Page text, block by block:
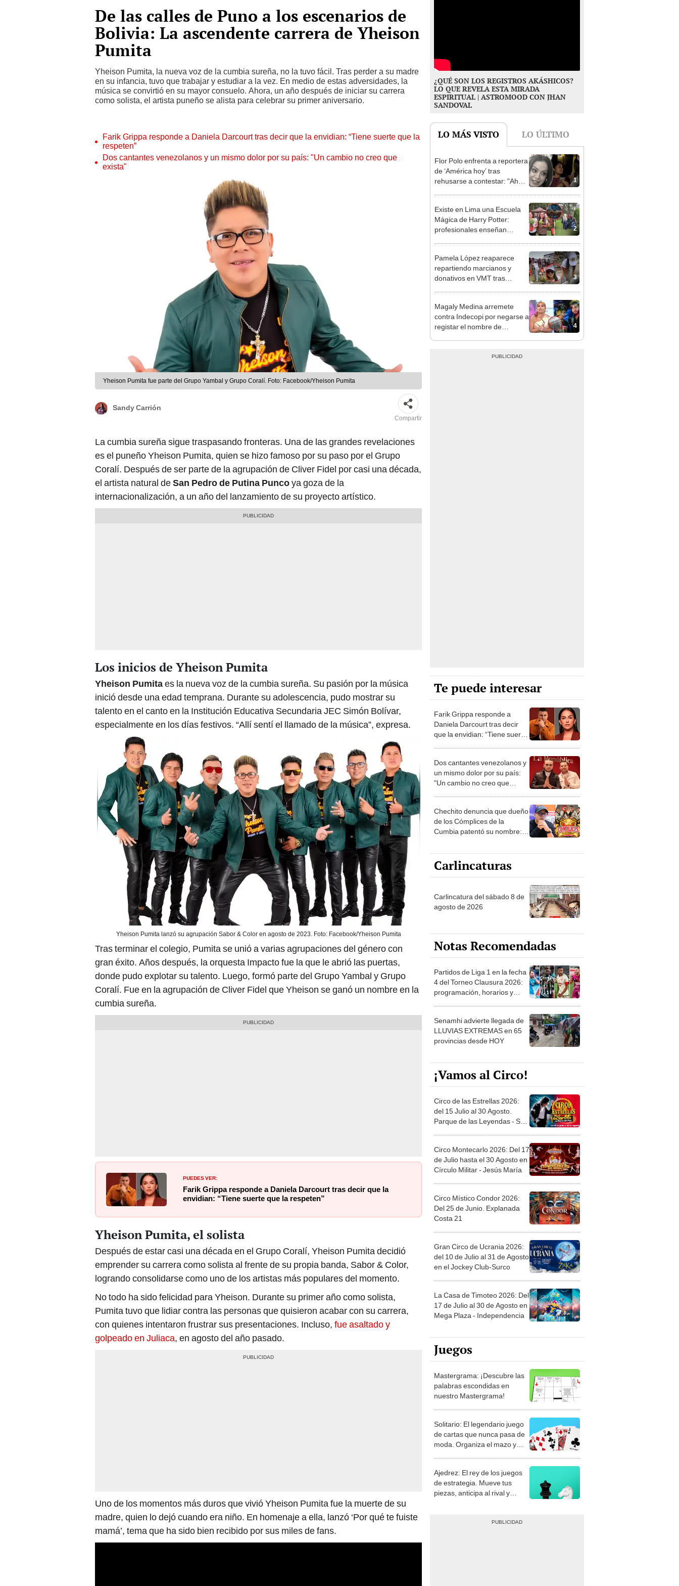
De las calles de Puno a los escenarios de
Bolivia: La ascendente carrera de Yheison
Pumita
Yheison Pumita, la nueva voz de la cumbia sureña, no la tuvo fácil. Tras perder a su madre
en su infancia, tuvo que trabajar y estudiar a la vez. En medio de estas adversidades, la
música se convirtió en su mayor consuelo. Ahora, un año después de iniciar su carrera
como solista, el artista puneño se alista para celebrar su primer aniversario.
Farik Grippa responde a Daniela Darcourt tras decir que la envidian: “Tiene suerte que la
respeten”
Dos cantantes venezolanos y un mismo dolor por su país: "Un cambio no creo que
exista"
Yheison Pumita fue parte del Grupo Yambal y Grupo Coralí. Foto: Facebook/Yheison Pumita
Sandy Carrión
Compartir
La cumbia sureña sigue traspasando fronteras. Una de las grandes revelaciones
es el puneño Yheison Pumita, quien se hizo famoso por su paso por el Grupo
Coralí. Después de ser parte de la agrupación de Cliver Fidel por casi una década,
el artista natural deSan Pedro de Putina Puncoya goza de la
internacionalización, a un año del lanzamiento de su proyecto artístico.
Los inicios de Yheison Pumita
Yheison Pumitaes la nueva voz de la cumbia sureña. Su pasión por la música
inició desde una edad temprana. Durante su adolescencia, pudo mostrar su
talento en el canto en la Institución Educativa Secundaria JEC Simón Bolívar,
especialmente en los días festivos. “Allí sentí el llamado de la música”, expresa.
Yheison Pumita lanzó su agrupación Sabor & Color en agosto de 2023. Foto: Facebook/Yheison Pumita
Tras terminar el colegio, Pumita se unió a varias agrupaciones del género con
gran éxito. Años después, la orquesta Impacto fue la que le abrió las puertas,
donde pudo explotar su talento. Luego, formó parte del Grupo Yambal y Grupo
Coralí. Fue en la agrupación de Cliver Fidel que Yheison se ganó un nombre en la
cumbia sureña.
PUEDES VER:
Farik Grippa responde a Daniela Darcourt tras decir que la
envidian: “Tiene suerte que la respeten”
Yheison Pumita, el solista
Después de estar casi una década en el Grupo Coralí, Yheison Pumita decidió
emprender su carrera como solista al frente de su propia banda, Sabor & Color,
logrando consolidarse como uno de los artistas más populares del momento.
No todo ha sido felicidad para Yheison. Durante su primer año como solista,
Pumita tuvo que lidiar contra las personas que quisieron acabar con su carrera,
con quienes intentaron frustrar sus presentaciones. Incluso, fue asaltado y
golpeado en Juliaca, en agosto del año pasado.
Uno de los momentos más duros que vivió Yheison Pumita fue la muerte de su
madre, quien lo dejó cuando era niño. En homenaje a ella, lanzó ‘Por qué te fuiste
mamá’, tema que ha sido bien recibido por sus miles de fans.
¿QUÉ SON LOS REGISTROS AKÁSHICOS?
LO QUE REVELA ESTA MIRADA
ESPIRITUAL | ASTROMOOD CON JHAN
SANDOVAL
LO MÁS VISTO LO ÚLTIMO
1
Flor Polo enfrenta a reportera
de ‘América hoy’ tras
rehusarse a contestar: "Ahora
2
Existe en Lima una Escuela
Mágica de Harry Potter:
profesionales enseñan
más
3
Pamela López reaparece
repartiendo marcianos y
donativos en VMT tras
broma"
4
Magaly Medina arremete
contra Indecopi por negarse a
registar el nombre de
Te puede interesar
Farik Grippa responde a
Daniela Darcourt tras decir
que la envidian: “Tiene suerte
Dos cantantes venezolanos y
un mismo dolor por su país:
"Un cambio no creo que
Chechito denuncia que dueño
de los Cómplices de la
Cumbia patentó su nombre:
Carlincaturas
Carlincatura del sábado 8 de
agosto de 2026
Notas Recomendadas
Partidos de Liga 1 en la fecha
4 del Torneo Clausura 2026:
programación, horarios y
Senamhi advierte llegada de
LLUVIAS EXTREMAS en 65
provincias desde HOY
¡Vamos al Circo!
Circo de las Estrellas 2026:
del 15 Julio al 30 Agosto.
Parque de las Leyendas - San
Circo Montecarlo 2026: Del 17
de Julio hasta el 30 Agosto en
Círculo Militar - Jesús María
Circo Místico Condor 2026:
Del 25 de Junio. Explanada
Costa 21
Gran Circo de Ucrania 2026:
del 10 de Julio al 31 de Agosto
en el Jockey Club-Surco
La Casa de Timoteo 2026: Del
17 de Julio al 30 de Agosto en
Mega Plaza - Independencia
Juegos
Mastergrama: ¡Descubre las
palabras escondidas en
nuestro Mastergrama!
Solitario: El legendario juego
de cartas que nunca pasa de
moda. Organiza el mazo y
Ajedrez: El rey de los juegos
de estrategia. Mueve tus
piezas, anticipa al rival y